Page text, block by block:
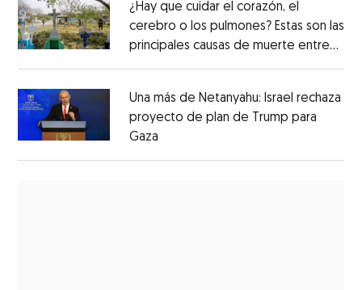
¿Hay que cuidar el corazón, el
cerebro o los pulmones? Estas son las
principales causas de muerte entre
los mexicanos
Una más de Netanyahu: Israel rechaza
proyecto de plan de Trump para
Gaza